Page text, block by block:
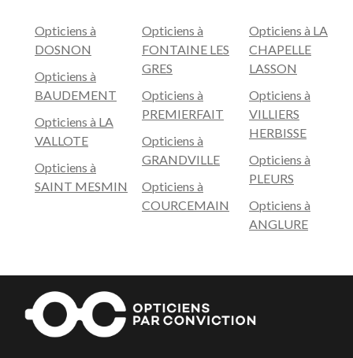
Opticiens à
DOSNON
Opticiens à
BAUDEMENT
Opticiens à LA
VALLOTE
Opticiens à
SAINT MESMIN
Opticiens à
FONTAINE LES
GRES
Opticiens à
PREMIERFAIT
Opticiens à
GRANDVILLE
Opticiens à
COURCEMAIN
Opticiens à LA
CHAPELLE
LASSON
Opticiens à
VILLIERS
HERBISSE
Opticiens à
PLEURS
Opticiens à
ANGLURE